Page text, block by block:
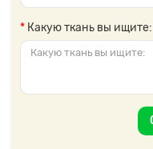
Какую ткань вы ищите: